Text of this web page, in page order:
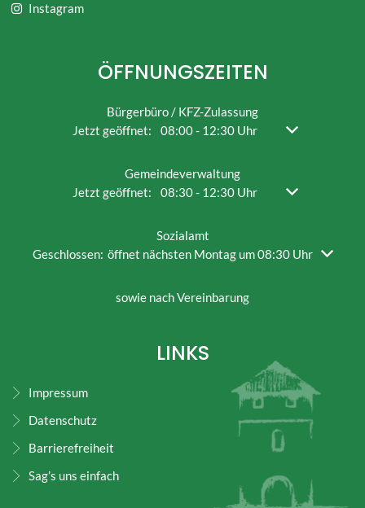
Instagram
ÖFFNUNGSZEITEN
Bürgerbüro / KFZ-Zulassung
Klicken, um weitere Öffnungs- oder Schließzeiten
Jetzt geöffnet: 08:00- 12:30 Uhr Von 08:00 bis
Gemeindeverwaltung
Klicken, um weitere Öffnungs- oder Schließzeiten
Jetzt geöffnet: 08:30- 12:30 Uhr Von 08:30 bis
Sozialamt
Klicken, um weitere Öffnungs- oder Schließzeiten
Geschlossen: öffnet nächsten Montag um 08:30 Uhr
sowie nach Vereinbarung
LINKS
Impressum
Datenschutz
Barrierefreiheit
Sag’s uns einfach